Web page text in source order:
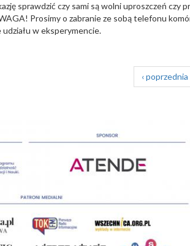
sprawdzić czy sami są wolni uproszczeń czy
Prosimy o zabranie ze sobą telefonu
udziału w eksperymencie.
‹ poprzednia